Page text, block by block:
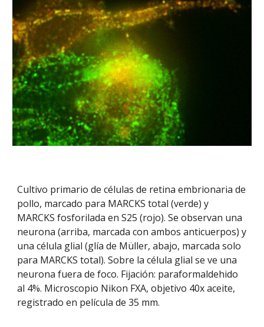
Cultivo primario de células de retina embrionaria de
pollo, marcado para MARCKS total (verde) y
MARCKS fosforilada en S25 (rojo). Se observan una
neurona (arriba, marcada con ambos anticuerpos) y
una célula glial (glía de Müller, abajo, marcada solo
para MARCKS total). Sobre la célula glial se ve una
neurona fuera de foco. Fijación: paraformaldehido
al 4%. Microscopio Nikon FXA, objetivo 40x aceite,
registrado en película de 35 mm.